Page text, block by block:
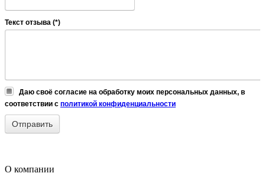
Текст отзыва (*)
Даю своё согласие на обработку моих персональных данных, в
соответствии с политикой конфиденциальности
О компании